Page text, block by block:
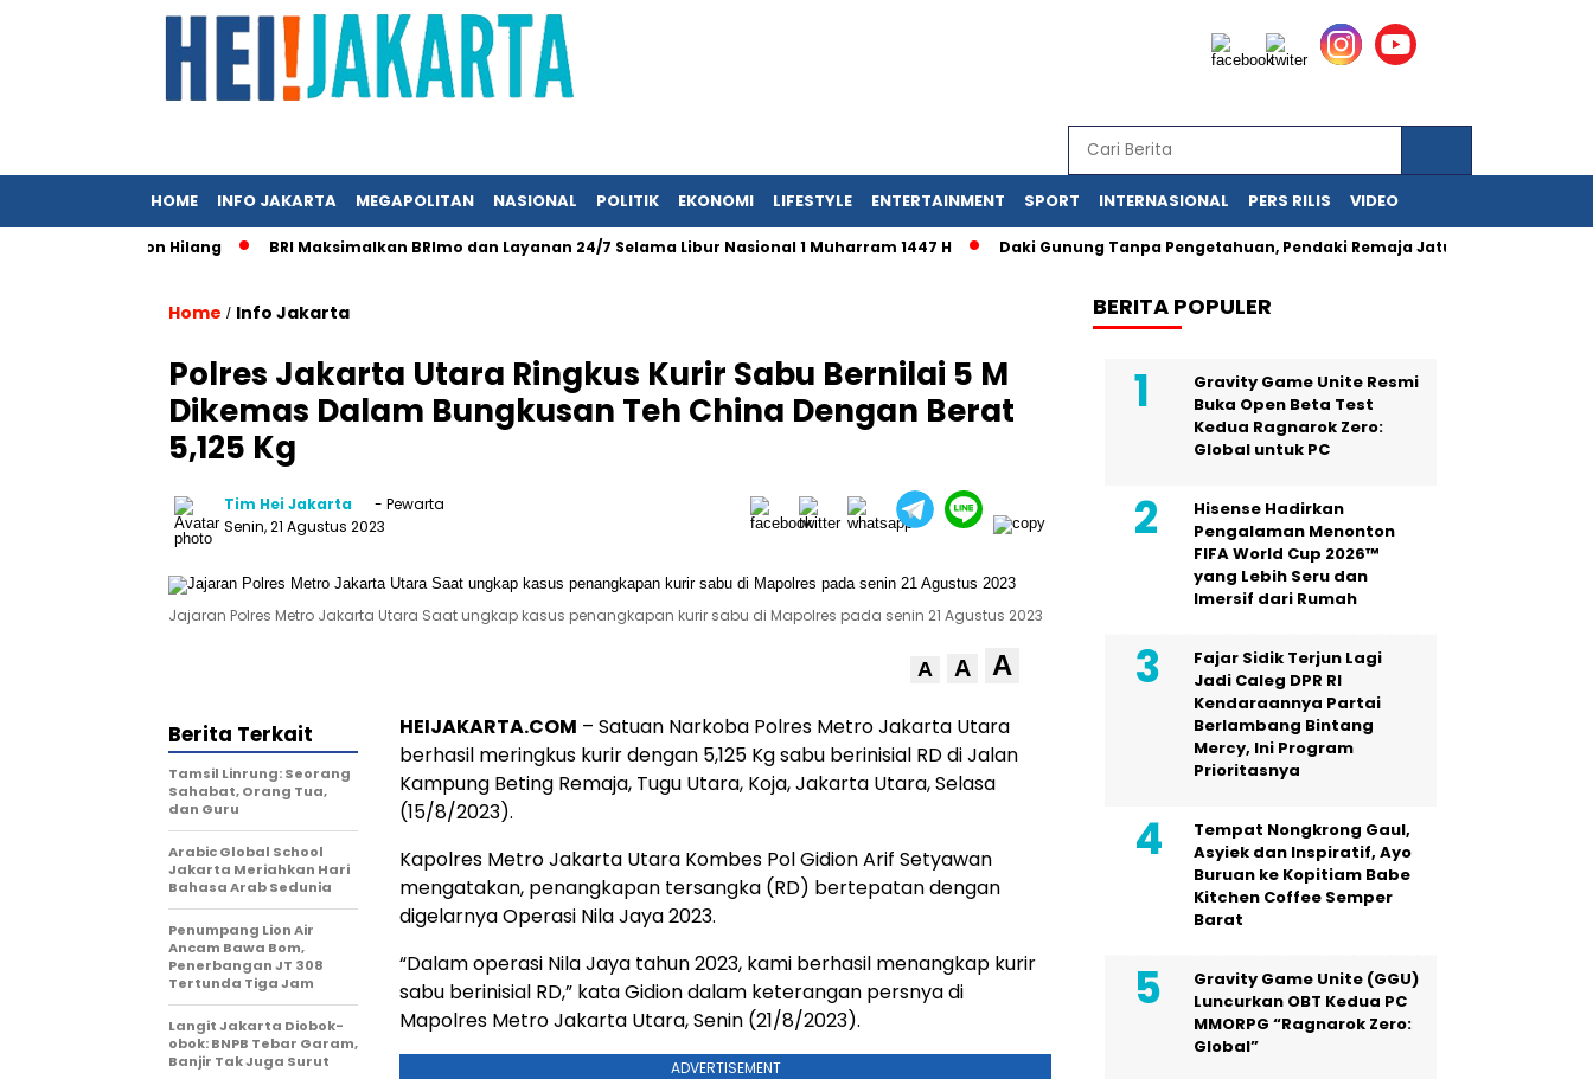
HOME INFO JAKARTA MEGAPOLITAN NASIONAL POLITIK EKONOMI LIFESTYLE ENTERTAINMENT SPORT INTERNASIONAL PERS RILIS VIDEO
Pemohon Hilang BRI Maksimalkan BRImo dan Layanan 24/7 Selama Libur Nasional 1 Muharram 1447 H Daki Gunung Tanpa Pengetahuan, Pendaki Remaja Jatuh Tewas di Kudus
Home / Info Jakarta
Polres Jakarta Utara Ringkus Kurir Sabu Bernilai 5 M
Dikemas Dalam Bungkusan Teh China Dengan Berat
5,125 Kg
Tim Hei Jakarta
- Pewarta
Senin, 21 Agustus 2023
Jajaran Polres Metro Jakarta Utara Saat ungkap kasus penangkapan kurir sabu di Mapolres pada senin 21 Agustus 2023
A A A
HEIJAKARTA.COM – Satuan Narkoba Polres Metro Jakarta Utara
berhasil meringkus kurir dengan 5,125 Kg sabu berinisial RD di Jalan
Kampung Beting Remaja, Tugu Utara, Koja, Jakarta Utara, Selasa
(15/8/2023).
Kapolres Metro Jakarta Utara Kombes Pol Gidion Arif Setyawan
mengatakan, penangkapan tersangka (RD) bertepatan dengan
digelarnya Operasi Nila Jaya 2023.
“Dalam operasi Nila Jaya tahun 2023, kami berhasil menangkap kurir
sabu berinisial RD,” kata Gidion dalam keterangan persnya di
Mapolres Metro Jakarta Utara, Senin (21/8/2023).
ADVERTISEMENT
Berita Terkait
Tamsil Linrung: Seorang
Sahabat, Orang Tua,
dan Guru
Arabic Global School
Jakarta Meriahkan Hari
Bahasa Arab Sedunia
Penumpang Lion Air
Ancam Bawa Bom,
Penerbangan JT 308
Tertunda Tiga Jam
Langit Jakarta Diobok-
obok: BNPB Tebar Garam,
Banjir Tak Juga Surut
BERITA POPULER
Gravity Game Unite Resmi
Buka Open Beta Test
Kedua Ragnarok Zero:
Global untuk PC
Hisense Hadirkan
Pengalaman Menonton
FIFA World Cup 2026™
yang Lebih Seru dan
Imersif dari Rumah
Fajar Sidik Terjun Lagi
Jadi Caleg DPR RI
Kendaraannya Partai
Berlambang Bintang
Mercy, Ini Program
Prioritasnya
Tempat Nongkrong Gaul,
Asyiek dan Inspiratif, Ayo
Buruan ke Kopitiam Babe
Kitchen Coffee Semper
Barat
Gravity Game Unite (GGU)
Luncurkan OBT Kedua PC
MMORPG “Ragnarok Zero:
Global”